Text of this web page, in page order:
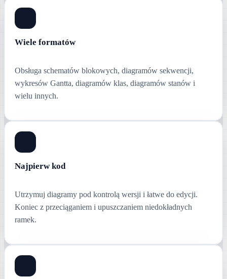
Wiele formatów
Obsługa schematów blokowych, diagramów sekwencji,
wykresów Gantta, diagramów klas, diagramów stanów i
wielu innych.
Najpierw kod
Utrzymuj diagramy pod kontrolą wersji i łatwe do edycji.
Koniec z przeciąganiem i upuszczaniem niedokładnych
ramek.